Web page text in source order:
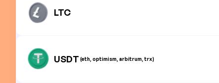
LTC
USDT (eth, optimism, arbitrum, trx)